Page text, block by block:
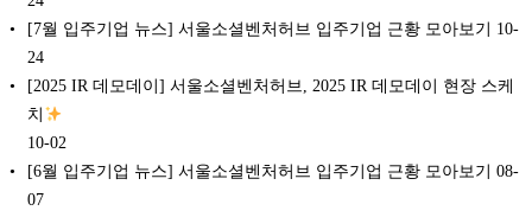
[7월 입주기업 뉴스] 서울소셜벤처허브 입주기업 근황 모아보기 10-
24
[2025 IR 데모데이] 서울소셜벤처허브, 2025 IR 데모데이 현장 스케
치
10-02
[6월 입주기업 뉴스] 서울소셜벤처허브 입주기업 근황 모아보기 08-
07